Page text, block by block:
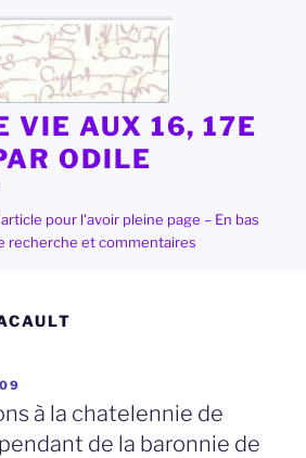
VIE AUX 16, 17E
ODILE
pour l'avoir pleine page – En bas
recherche et commentaires
à la chatelennie de
de la baronnie de